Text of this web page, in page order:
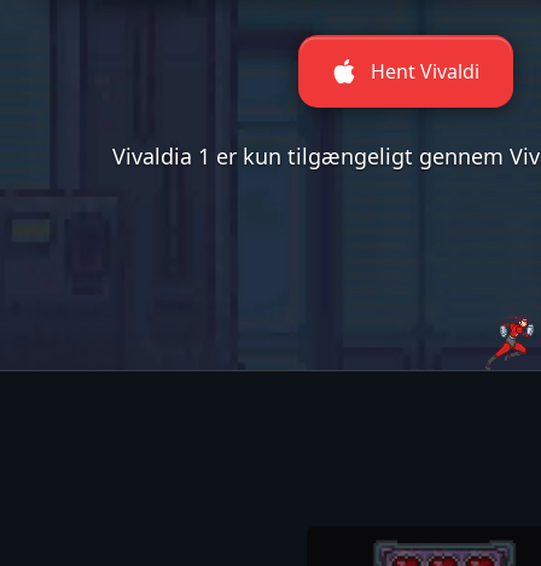
Hent Vivaldi
Vivaldia 1 er kun tilgængeligt gennem